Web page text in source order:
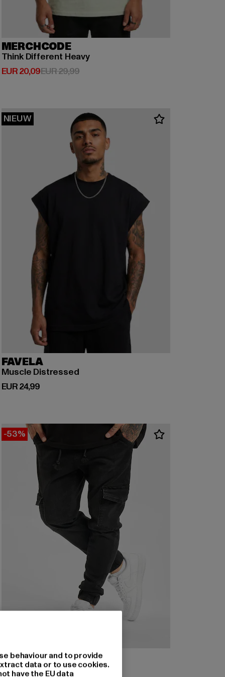
MERCHCODE
Think Different Heavy
EUR 20,09
Huidige prijs: EUR 20,09
EUR 29,99Actieprijs: EUR 29,99
NIEUW
FAVELA
Muscle Distressed
EUR 24,99
Huidige prijs: EUR 24,99
-53%
2Y PREMIUM
Finley
behaviour and to provide
data or to use cookies.
have the EU data